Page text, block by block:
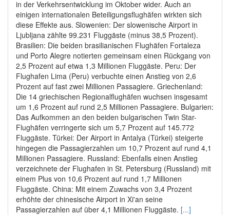
in der Verkehrsentwicklung im Oktober wider. Auch an
einigen internationalen Beteiligungsflughäfen wirkten sich
diese Effekte aus. Slowenien: Der slowenische Airport in
Ljubljana zählte 99.231 Fluggäste (minus 38,5 Prozent).
Brasilien: Die beiden brasilianischen Flughäfen Fortaleza
und Porto Alegre notierten gemeinsam einen Rückgang von
2,5 Prozent auf etwa 1,3 Millionen Fluggäste. Peru: Der
Flughafen Lima (Peru) verbuchte einen Anstieg von 2,6
Prozent auf fast zwei Millionen Passagiere. Griechenland:
Die 14 griechischen Regionalflughäfen wuchsen insgesamt
um 1,6 Prozent auf rund 2,5 Millionen Passagiere. Bulgarien:
Das Aufkommen an den beiden bulgarischen Twin Star-
Flughäfen verringerte sich um 5,7 Prozent auf 145.772
Fluggäste. Türkei: Der Airport in Antalya (Türkei) steigerte
hingegen die Passagierzahlen um 10,7 Prozent auf rund 4,1
Millionen Passagiere. Russland: Ebenfalls einen Anstieg
verzeichnete der Flughafen in St. Petersburg (Russland) mit
einem Plus von 10,6 Prozent auf rund 1,7 Millionen
Fluggäste. China: Mit einem Zuwachs von 3,4 Prozent
erhöhte der chinesische Airport in Xi'an seine
Passagierzahlen auf über 4,1 Millionen Fluggäste. [...]